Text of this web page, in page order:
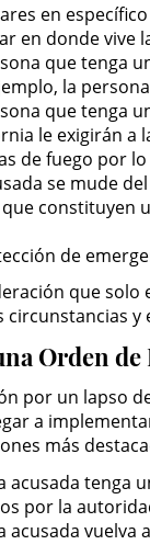
en
en donde vive
que tenga
la
que tenga
le exigirán
de fuego por
se mude
constituyen
de
que
circunstancias
Orden
por un lapso
a
más
acusada
por la
acusada